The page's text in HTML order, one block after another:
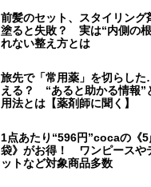
前髪のセット、スタイリング
塗ると失敗？ 実は“内側の
れない整え方とは
旅先で「常用薬」を切らし
える？ “あると助かる情報”
用法とは【薬剤師に聞く】
1点あたり“596円”cocaの《
袋》がお得！ ワンピースや
ットなど対象商品多数